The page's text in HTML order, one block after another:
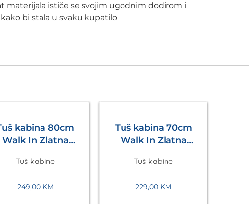
materijala ističe se svojim ugodnim dodirom i
bi stala u svaku kupatilo
kabina 80cm
Walk In Zlatna
Tuš kabine
249,00 KM
Tuš kabina 70cm
Walk In Zlatna
Tuš kabine
229,00 KM